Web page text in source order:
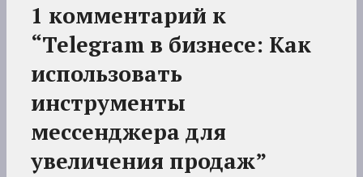
1 комментарий к
“Telegram в бизнесе: Как
использовать
инструменты
мессенджера для
увеличения продаж”